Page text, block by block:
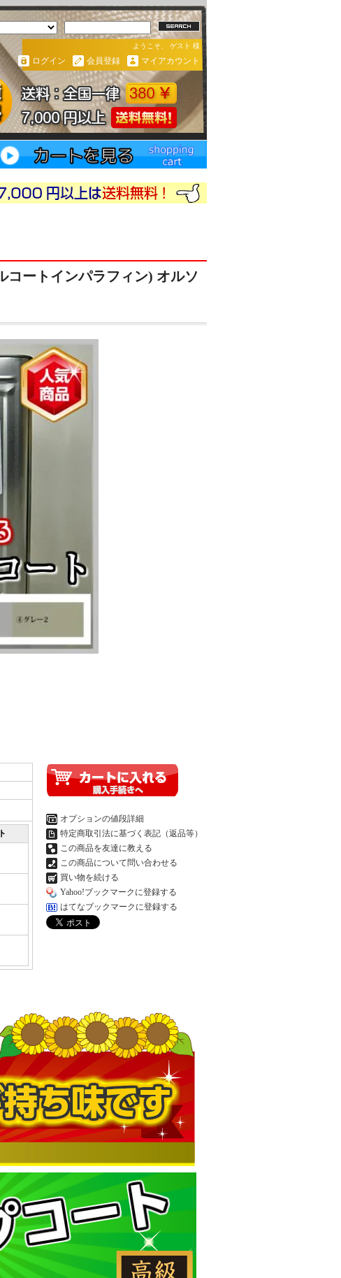
ようこそ、 ゲスト 様
マイアカウント
会員登録
ログイン
コートインパラフィン) オルソ
オプションの値段詳細
特定商取引法に基づく表記（返品等）
この商品を友達に教える
この商品について問い合わせる
買い物を続ける
Yahoo!ブックマークに登録する
はてなブックマークに登録する